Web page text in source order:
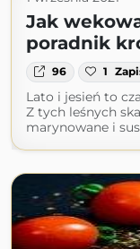
Jak
poradnik
96 1
Lato i jesień to
Z tych leśnych
marynowane i